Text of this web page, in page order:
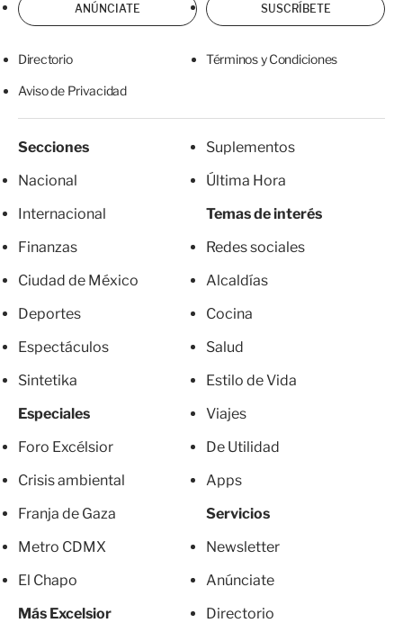
ANÚNCIATE SUSCRÍBETE
Directorio Términos y Condiciones
Aviso de Privacidad
Secciones
Nacional
Internacional
Finanzas
Ciudad de México
Deportes
Espectáculos
Sintetika
Especiales
Foro Excélsior
Crisis ambiental
Franja de Gaza
Metro CDMX
El Chapo
Más Excelsior
Suplementos
Última Hora
Temas de interés
Redes sociales
Alcaldías
Cocina
Salud
Estilo de Vida
Viajes
De Utilidad
Apps
Servicios
Newsletter
Anúnciate
Directorio